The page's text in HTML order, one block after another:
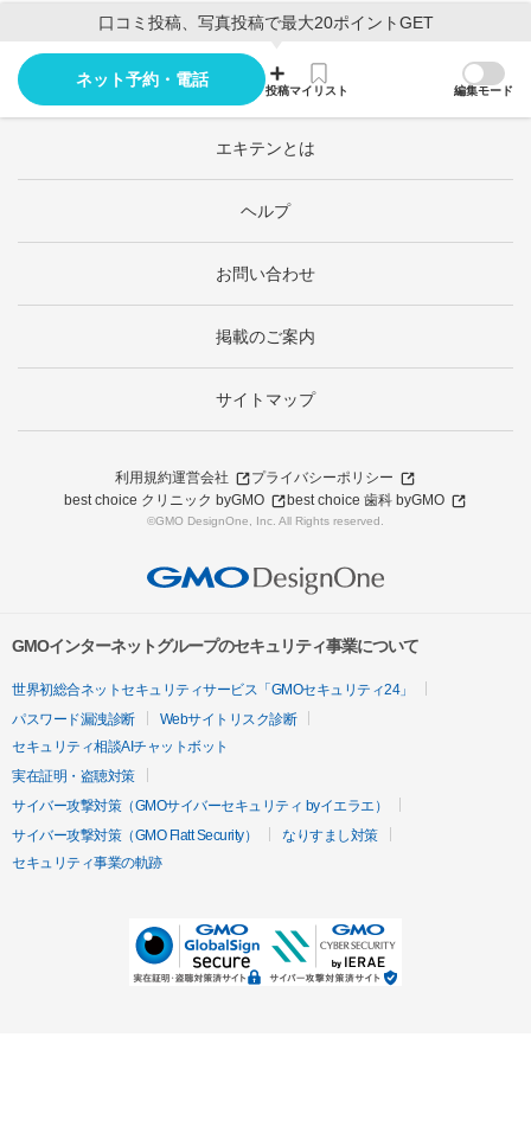
口コミ投稿、写真投稿で最大20ポイントGET
ネット予約・電話
投稿マイリスト 編集モード
エキテンとは
ヘルプ
お問い合わせ
掲載のご案内
サイトマップ
利用規約運営会社
プライバシーポリシー
best choice クリニック byGMO
best choice 歯科 byGMO
©GMO DesignOne, Inc. All Rights reserved.
GMOインターネットグループのセキュリティ事業について
世界初総合ネットセキュリティサービス「GMOセキュリティ24」
パスワード漏洩診断
Webサイトリスク診断
セキュリティ相談AIチャットボット
実在証明・盗聴対策
サイバー攻撃対策（GMOサイバーセキュリティ byイエラエ）
サイバー攻撃対策（GMO Flatt Security）
なりすまし対策
セキュリティ事業の軌跡